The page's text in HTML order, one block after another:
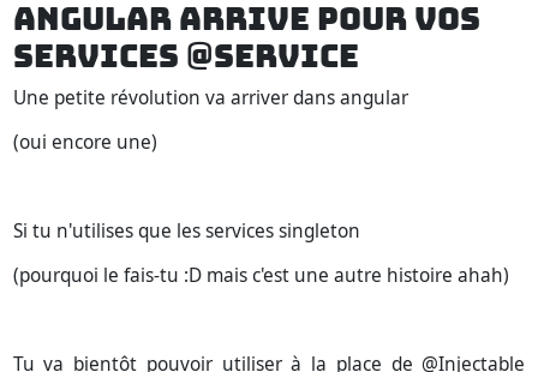
ANGULAR ARRIVE POUR VOS
SERVICES @SERVICE
Une petite révolution va arriver dans angular
(oui encore une)
Si tu n'utilises que les services singleton
(pourquoi le fais-tu :D mais c'est une autre histoire ahah)
Tu va bientôt pouvoir utiliser à la place de @Injectable